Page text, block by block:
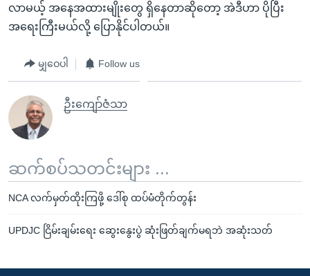
လာမယ့် အနေအထားမျိုးတွေ ရှိနေတာဆိုတော့ အဲဒီဟာ ပိုပြီး
အရေးကြီးမယ်လို့ ပြောနိုင်ပါတယ်။
မျှဝေပါ Follow us
ဦးကျော်ဇံသာ
ဆက်စပ်သတင်းများ ...
NCA လက်မှတ်ထိုးကြဖို့ ဒေါ်စု ထပ်မံတိုက်တွန်း
UPDJC ငြိမ်းချမ်းရေး ဆွေးနွေးပွဲ ဆုံးဖြတ်ချက်မရဘဲ အဆုံးသတ်